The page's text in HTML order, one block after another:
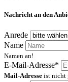
Nachricht an den
Anrede
Name
Namen an!
E-Mail-Adresse*
Mail-Adresse ist nicht